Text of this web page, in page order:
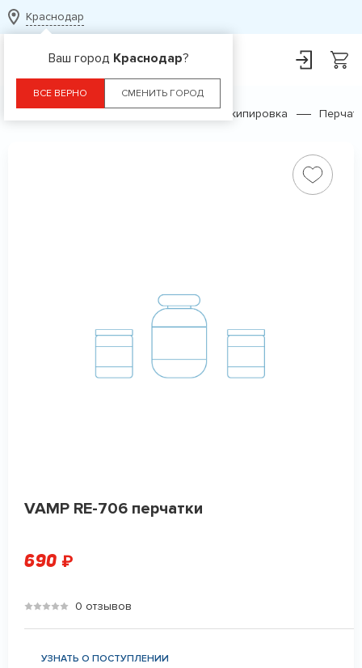
Краснодар
Ваш город Краснодар?
ВСЕ ВЕРНО СМЕНИТЬ ГОРОД
Спортивная экипировка
VAMP RE-706 перчатки
690 ₽
0 отзывов
УЗНАТЬ О ПОСТУПЛЕНИИ